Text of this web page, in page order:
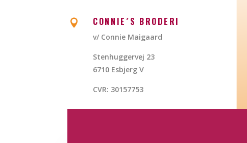
 CONNIE´S BRODERI
v/ Connie Maigaard
Stenhuggervej 23
6710 Esbjerg V
CVR: 30157753